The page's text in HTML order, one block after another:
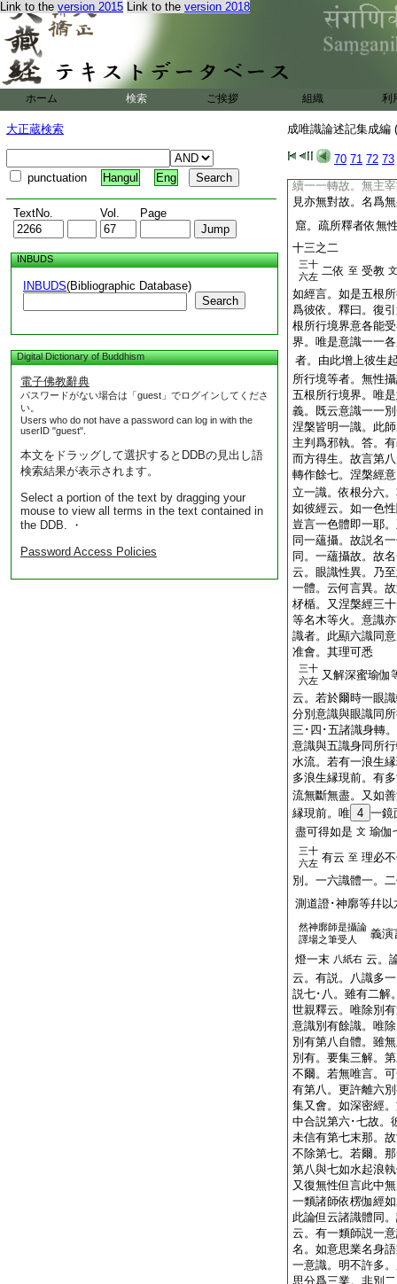
Link to the version 2015 Link to the version 2018
ホーム 検索 ご挨拶 組織 利
大正蔵検索
punctuation Hangul Eng
TextNo. Vol. Page
INBUDS
INBUDS(Bibliographic Database)
Search
Digital Dictionary of Buddhism
電子佛教辭典
パスワードがない場合は「guest」でログインしてくださ
い。
Users who do not have a password can log in with the
userID "guest".
本文をドラッグして選択するとDDBの見出し語
検索結果が表示されます。
Select a portion of the text by dragging your
mouse to view all terms in the text contained in
the DDB. ・
Password Access Policies
成唯識論述記集成編
70 71 72 73
或説唯有三大地法
十。或説十四故。
多種心心所別。如
三十 一依 至 行教 文
者。按瑜伽論五十
説遠行等。答。依
續一一轉故。無主
見亦無對故。名爲
窟。疏所釋者依無
十三之二
三十
六左 二依 至 受教 文
如經言。如是五根
爲彼依。釋曰。復
根所行境界意各能
界。唯是意識一一
者。由此增上彼生
所行境等者。無性
五根所行境界。唯
義。既云意識一一
涅槃皆明一識。此
主判爲邪執。答。
而方得生。故言第
轉作餘七。涅槃經
立一識。依根分六
如彼經云。如一色
豈言一色體即一耶
同一蘊攝。故説名
同。一蘊攝故。故
云。眼識性異。乃
一體。云何言異。
柕楯。又涅槃經三
等名木等火。意識
識者。此顯六識同
准會。其理可悉
三十
六左 又解深蜜瑜伽
云。若於爾時一眼
分別意識與眼識同
三･四･五諸識身轉
意識與五識身同所
水流。若有一浪生
多浪生縁現前。有
流無斷無盡。又如
縁現前。唯 4 一鏡
盡可得如是 文 瑜伽
三十
六左 有云 至 理必
別。一六識體一。
測道證･神廓等幷以
然神廓師是攝論
譯場之筆受人
義演
燈一末 八紙右 云。
云。有説。八識多
説七･八。雖有二解
世親釋云。唯除別
意識別有餘識。唯
別有第八自體。雖
別有。要集三解。
不爾。若無唯言。
有第八。更許離六
集又會。如深密經
中合説第六･七故。
未信有第七末那。
不除第七。若爾。
第八與七如水起浪
又復無性但言此中
一類諸師依楞伽經
此論但云諸識體同
云。有一類師説一
名。如意思業名身
一意識。明不許多
思分爲三業。非別